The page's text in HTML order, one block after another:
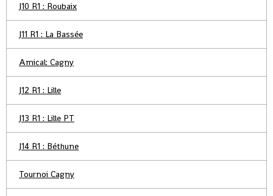
J10 R1 : Roubaix
J11 R1 : La Bassée
Amical: Cagny
J12 R1 : Lille
J13 R1 : Lille PT
J14 R1 : Béthune
Tournoi Cagny